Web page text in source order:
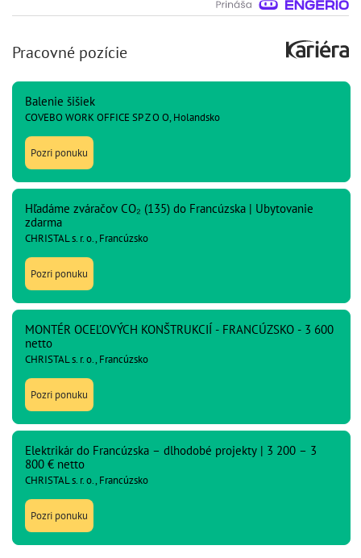
Pracovné pozície
Balenie šišiek
COVEBO WORK OFFICE SP Z O O, Holandsko
Pozri ponuku
Hľadáme zváračov CO₂ (135) do Francúzska | Ubytovanie
zdarma
CHRISTAL s. r. o., Francúzsko
Pozri ponuku
MONTÉR OCEĽOVÝCH KONŠTRUKCIÍ - FRANCÚZSKO - 3 600
netto
CHRISTAL s. r. o., Francúzsko
Pozri ponuku
Elektrikár do Francúzska – dlhodobé projekty | 3 200 – 3
800 € netto
CHRISTAL s. r. o., Francúzsko
Pozri ponuku